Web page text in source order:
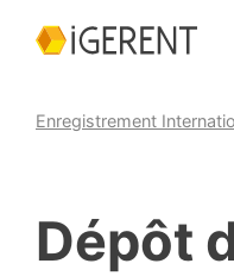
Enregistrement
Dépôt